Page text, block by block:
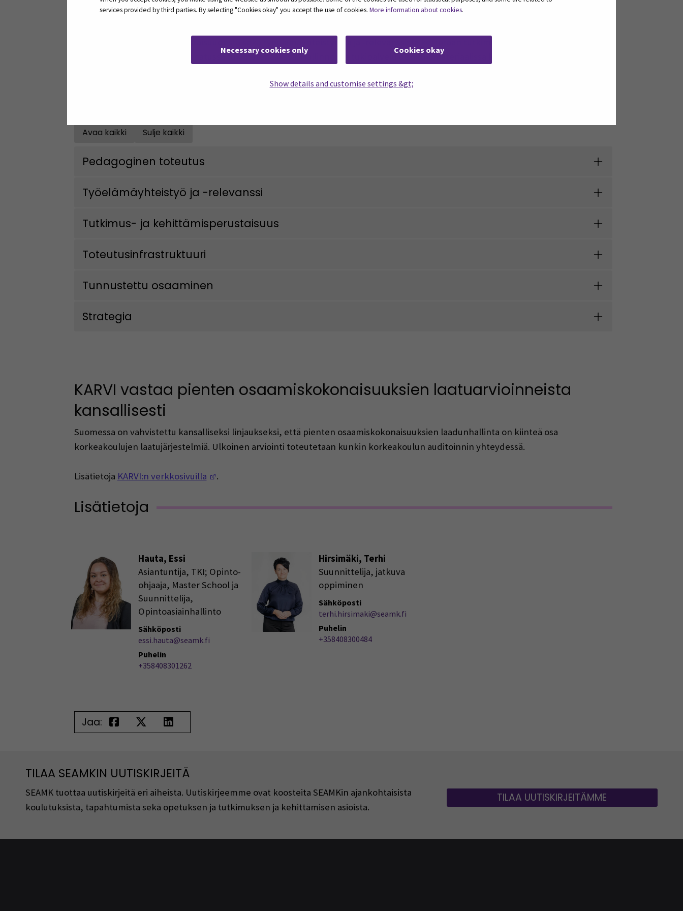
services provided by third parties. By selecting "Cookies okay" you accept the use of cookies. More information about cookies.
Necessary cookies only Cookies okay
Show details and customise settings &gt;
kehittämishenkilöstölle suunnatussa tukimateriaalissa. Hallinnon ja tukipalveluiden tukimateriaalissa kiinnitetään huomiota
Avaa kaikki
Open all accordions
Sulje kaikki
Pedagoginen toteutus
Työelämäyhteistyö ja -relevanssi
Tutkimus- ja kehittämisperustaisuus
Toteutusinfrastruktuuri
Tunnustettu osaaminen
Strategia
KARVI vastaa pienten osaamiskokonaisuuksien laatuarvioinneista
kansallisesti
Suomessa on vahvistettu kansalliseksi linjaukseksi, että pienten osaamiskokonaisuuksien laadunhallinta on kiinteä osa
korkeakoulujen laatujärjestelmiä. Ulkoinen arviointi toteutetaan kunkin korkeakoulun auditoinnin yhteydessä.
Lisätietoja KARVI:n verkkosivuilla (Opens in a new window)
.
Lisätietoja
Hauta, Essi
Asiantuntija, TKI; Opinto-
ohjaaja, Master School ja
Suunnittelija,
Opintoasiainhallinto
Sähköposti
essi.hauta@seamk.fi
Puhelin
+358408301262
Hirsimäki, Terhi
Suunnittelija, jatkuva
oppiminen
Sähköposti
terhi.hirsimaki@seamk.fi
Puhelin
+358408300484
Jaa:
TILAA SEAMKIN UUTISKIRJEITÄ
SEAMK tuottaa uutiskirjeitä eri aiheista. Uutiskirjeemme ovat koosteita SEAMKin ajankohtaisista
koulutuksista, tapahtumista sekä opetuksen ja tutkimuksen ja kehittämisen asioista.
TILAA UUTISKIRJEITÄMME